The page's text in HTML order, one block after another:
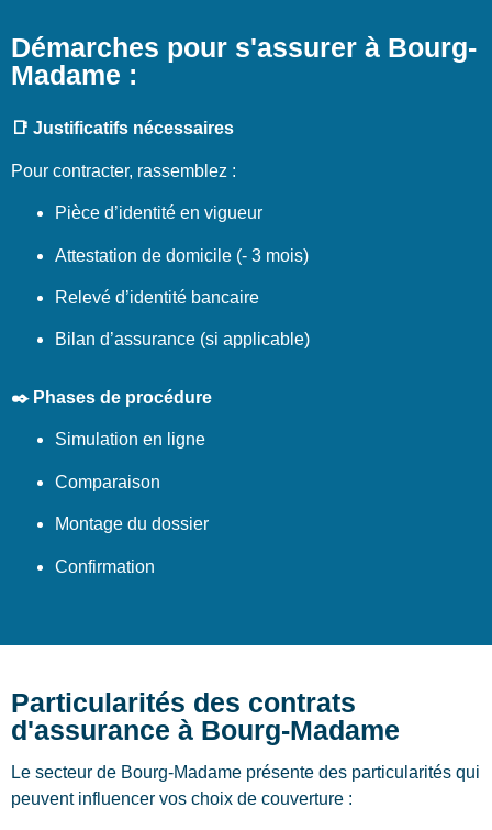
Démarches pour s'assurer à Bourg-
Madame :
📑 Justificatifs nécessaires
Pour contracter, rassemblez :
Pièce d’identité en vigueur
Attestation de domicile (- 3 mois)
Relevé d’identité bancaire
Bilan d’assurance (si applicable)
✒️ Phases de procédure
Simulation en ligne
Comparaison
Montage du dossier
Confirmation
Particularités des contrats
d'assurance à Bourg-Madame
Le secteur de Bourg-Madame présente des particularités qui
peuvent influencer vos choix de couverture :